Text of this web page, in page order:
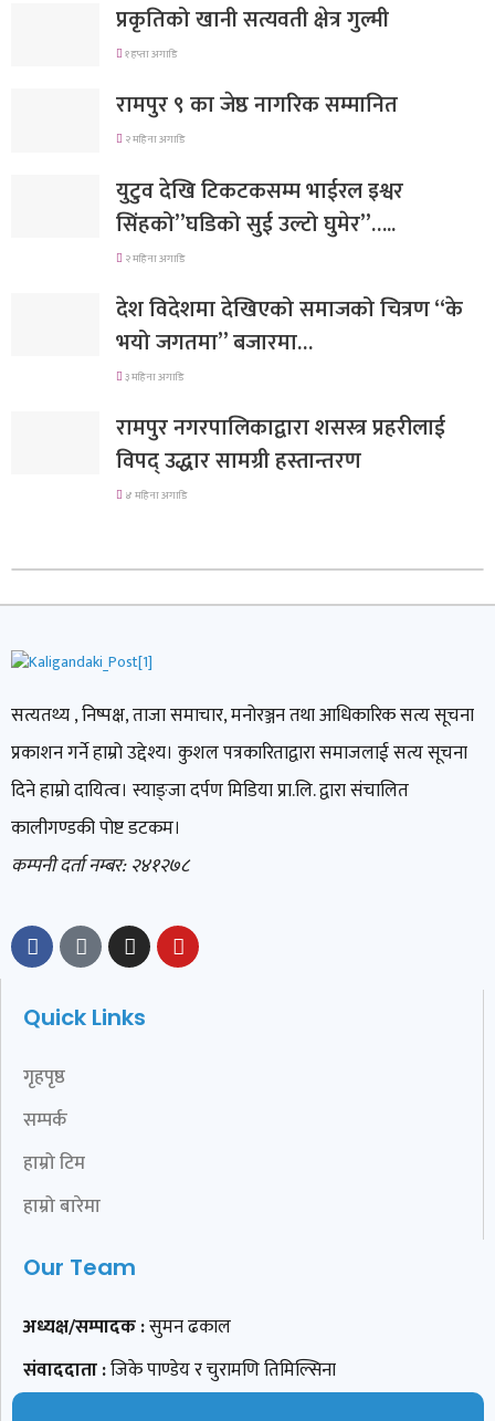
प्रकृतिको खानी सत्यवती क्षेत्र गुल्मी
१ हप्ता अगाडि
रामपुर ९ का जेष्ठ नागरिक सम्मानित
२ महिना अगाडि
युटुव देखि टिकटकसम्म भाईरल इश्वर
सिंहको”घडिको सुई उल्टो घुमेर”…..
२ महिना अगाडि
देश विदेशमा देखिएको समाजको चित्रण “के
भयो जगतमा” बजारमा…
३ महिना अगाडि
रामपुर नगरपालिकाद्वारा शसस्त्र प्रहरीलाई
विपद् उद्धार सामग्री हस्तान्तरण
४ महिना अगाडि
सत्यतथ्य , निष्पक्ष, ताजा समाचार, मनोरञ्जन तथा आधिकारिक सत्य सूचना
प्रकाशन गर्ने हाम्रो उद्देश्य। कुशल पत्रकारिताद्वारा समाजलाई सत्य सूचना
दिने हाम्रो दायित्व। स्याङ्जा दर्पण मिडिया प्रा.लि. द्वारा संचालित
कालीगण्डकी पोष्ट डटकम।
कम्पनी दर्ता नम्बर: २४१२७८
Quick Links
गृहपृष्ठ
सम्पर्क
हाम्रो टिम
हाम्रो बारेमा
Our Team
अध्यक्ष/सम्पादक :सुमन ढकाल
संवाददाता :जिके पाण्डेय र चुरामणि तिमिल्सिना